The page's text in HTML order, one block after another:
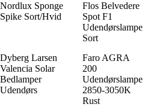
Nordlux Sponge
Spike Sort/Hvid
Flos Belvedere
Spot F1
Udendørslampe
Sort
Dyberg Larsen
Valencia Solar
Bedlamper
Udendørs
Faro AGRA
200
Udendørslampe
2850-3050K
Rust